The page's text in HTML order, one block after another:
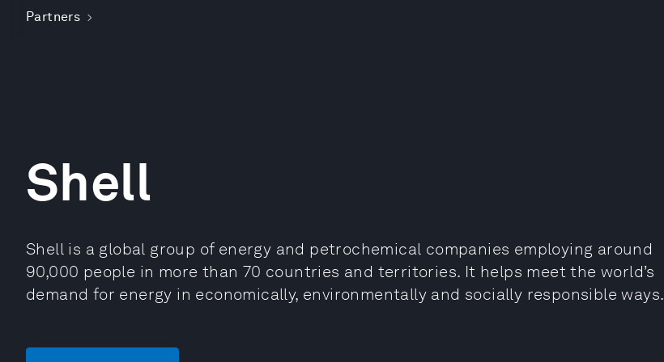
Partners
Shell
Shell is a global group of energy and petrochemical companies employing around
90,000 people in more than 70 countries and territories. It helps meet the world’s
demand for energy in economically, environmentally and socially responsible ways.